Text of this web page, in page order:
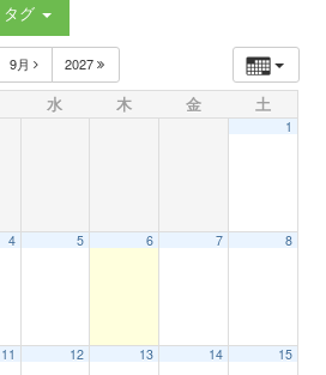
o
タグ
9月 2027
水 木 金 土
1
4 5 6 7 8
11 12 13 14 15